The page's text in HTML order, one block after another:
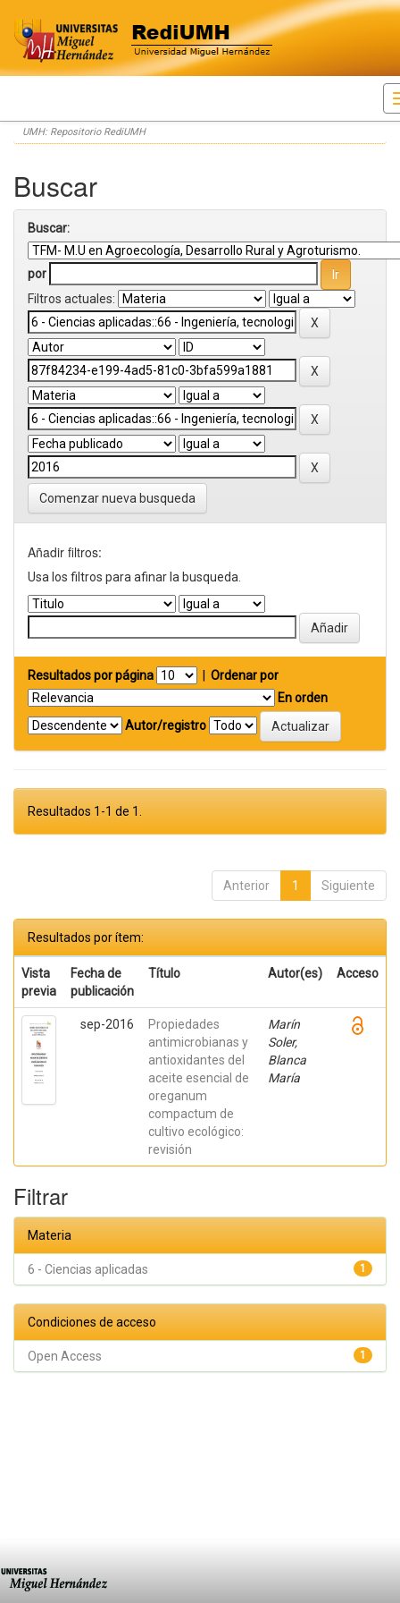
Skip
navigation
UMH: Repositorio RediUMH
Buscar
Buscar:
por
Filtros actuales:
Comenzar nueva busqueda
Añadir filtros:
Usa los filtros para afinar la busqueda.
Resultados por página
Ordenar por
En orden
Autor/registro
Resultados 1-1 de 1.
Anterior 1 Siguiente
Resultados por ítem:
Vista
previa
Fecha de
publicación
Título Autor(es) Acceso
sep-2016
Propiedades
antimicrobianas y
antioxidantes del
aceite esencial de
oreganum
compactum de
cultivo ecológico:
revisión
Marín
Soler,
Blanca
María
Filtrar
Materia
1
6 - Ciencias aplicadas
Condiciones de acceso
1
Open Access